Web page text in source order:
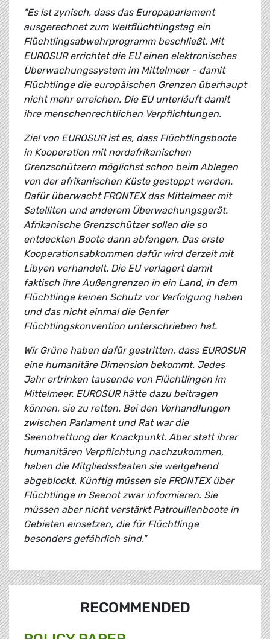
"Es ist zynisch, dass das Europaparlament
ausgerechnet zum Weltflüchtlingstag ein
Flüchtlingsabwehrprogramm beschließt. Mit
EUROSUR errichtet die EU einen elektronisches
Überwachungssystem im Mittelmeer - damit
Flüchtlinge die europäischen Grenzen überhaupt
nicht mehr erreichen. Die EU unterläuft damit
ihre menschenrechtlichen Verpflichtungen.
Ziel von EUROSUR ist es, dass Flüchtlingsboote
in Kooperation mit nordafrikanischen
Grenzschützern möglichst schon beim Ablegen
von der afrikanischen Küste gestoppt werden.
Dafür überwacht FRONTEX das Mittelmeer mit
Satelliten und anderem Überwachungsgerät.
Afrikanische Grenzschützer sollen die so
entdeckten Boote dann abfangen. Das erste
Kooperationsabkommen dafür wird derzeit mit
Libyen verhandelt. Die EU verlagert damit
faktisch ihre Außengrenzen in ein Land, in dem
Flüchtlinge keinen Schutz vor Verfolgung haben
und das nicht einmal die Genfer
Flüchtlingskonvention unterschrieben hat.
Wir Grüne haben dafür gestritten, dass EUROSUR
eine humanitäre Dimension bekommt. Jedes
Jahr ertrinken tausende von Flüchtlingen im
Mittelmeer. EUROSUR hätte dazu beitragen
können, sie zu retten. Bei den Verhandlungen
zwischen Parlament und Rat war die
Seenotrettung der Knackpunkt. Aber statt ihrer
humanitären Verpflichtung nachzukommen,
haben die Mitgliedsstaaten sie weitgehend
abgeblockt. Künftig müssen sie FRONTEX über
Flüchtlinge in Seenot zwar informieren. Sie
müssen aber nicht verstärkt Patrouillenboote in
Gebieten einsetzen, die für Flüchtlinge
besonders gefährlich sind."
RECOMMENDED